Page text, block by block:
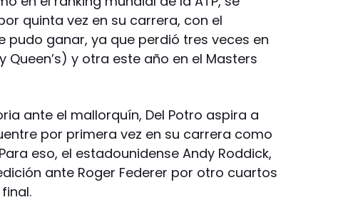
quinta vez en su carrera, con el
pudo ganar, ya que perdió tres veces en
Queen’s) y otra este año en el Masters
ante el mallorquín, Del Potro aspira a
por primera vez en su carrera como
eso, el estadounidense Andy Roddick,
ante Roger Federer por otro cuartos